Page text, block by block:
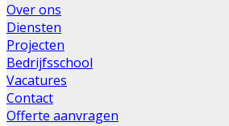
Over ons
Diensten
Projecten
Bedrijfsschool
Vacatures
Contact
Offerte aanvragen